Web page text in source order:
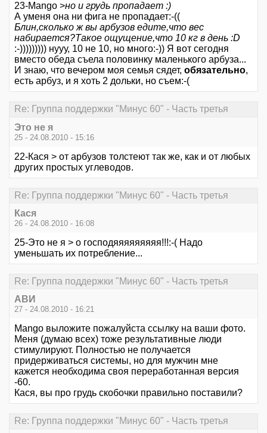
23-Mango >но и грудь пропадает :)
А уменя она ни фига не пропадает:-((
Блин,сколько ж вы арбузов едите,что вес
набирается?Такое ощущение,что 10 кг в день :D
:-))))))))) нууу, 10 не 10, но много:-)) Я вот сегодня
вместо обеда съела половинку маленького арбуза...
И знаю, что вечером моя семья сядет, обязательно,
есть арбуз, и я хоть 2 дольки, но съем:-(
Re: Группа поддержки "Минус 60" - Часть третья
Это не я
25 - 24.08.2010 - 15:16
22-Кася > от арбузов толстеют так же, как и от любых
других простых углеводов.
Re: Группа поддержки "Минус 60" - Часть третья
Кася
26 - 24.08.2010 - 16:08
25-Это не я > о господяяяяяяяяя!!!:-( Надо
уменьшать их потребление...
Re: Группа поддержки "Минус 60" - Часть третья
АВИ
27 - 24.08.2010 - 16:21
Mango выложите пожалуйста ссылку на ваши фото.
Меня (думаю всех) тоже результативные люди
стимулируют. Полностью не получается
придерживаться системы, но для мужчин мне
кажется необходима своя переработанная версия
-60.
Кася, вы про грудь скобочки правильно поставили?
Re: Группа поддержки "Минус 60" - Часть третья